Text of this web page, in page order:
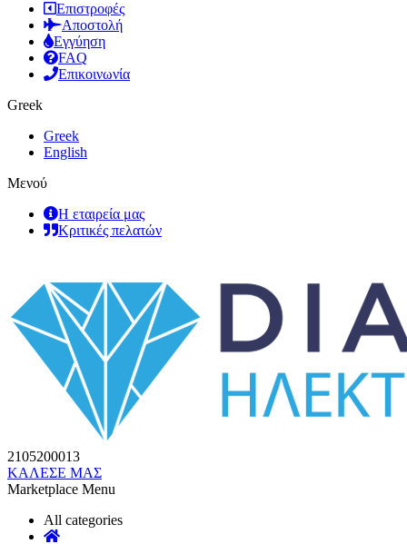
Επιστροφές
Αποστολή
Εγγύηση
FAQ
Επικοινωνία
Greek
Greek
English
Μενού
Η εταιρεία μας
Κριτικές πελατών
2105200013
ΚΑΛΕΣΕ ΜΑΣ
Marketplace Menu
All categories